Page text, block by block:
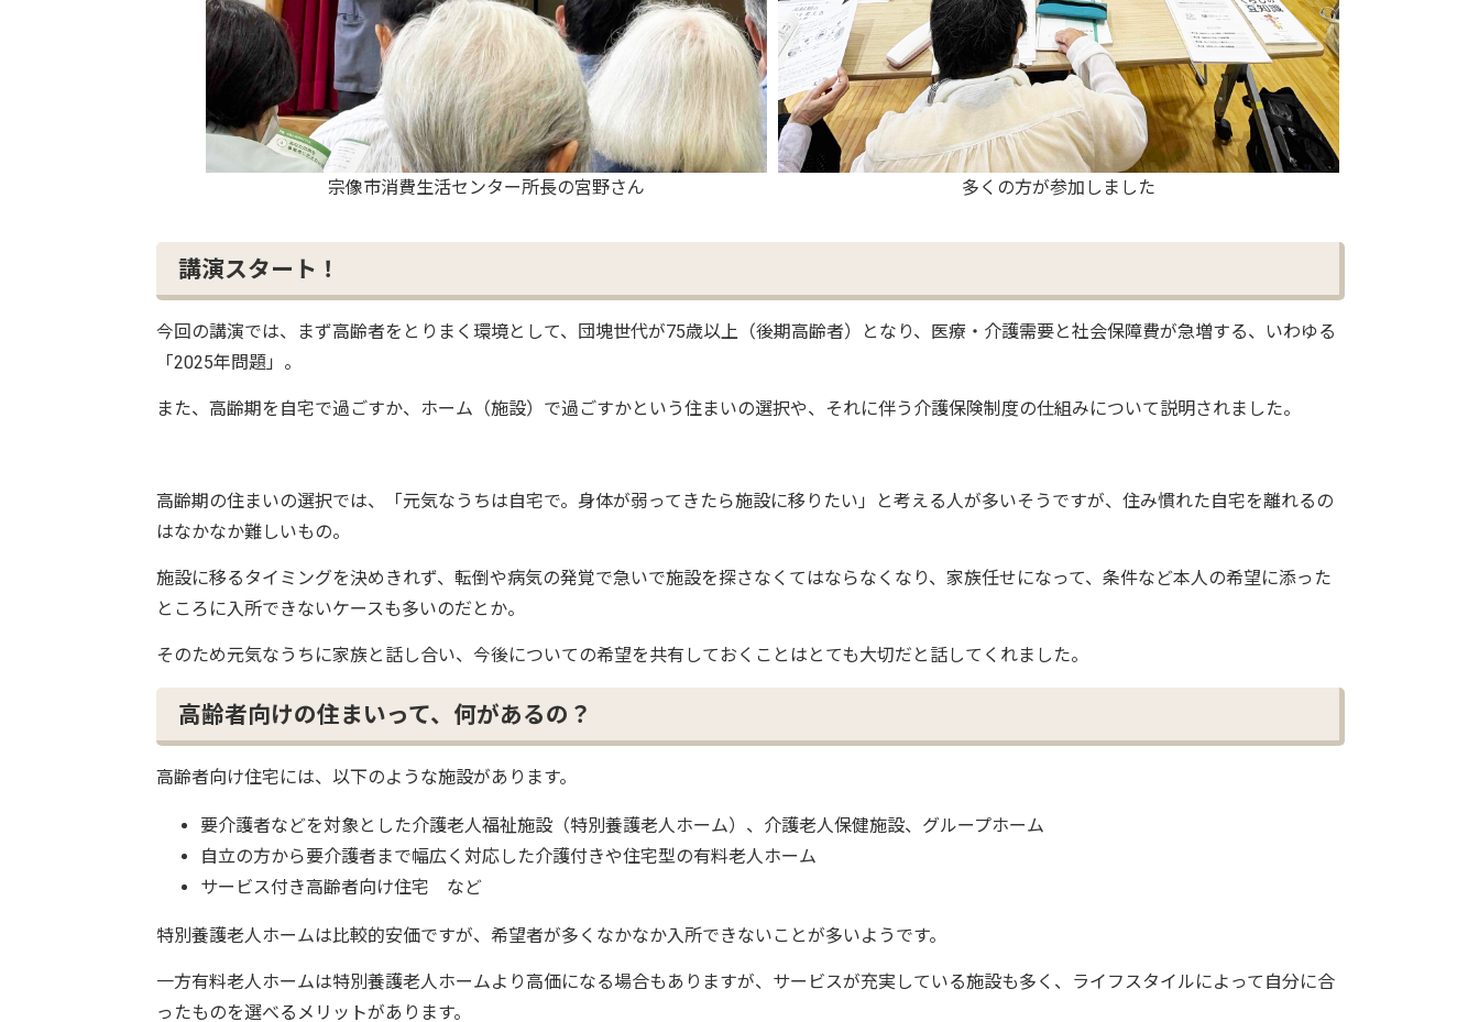
宗像市消費生活センター所長の宮野さん 多くの方が参加しました
講演スタート！
今回の講演では、まず高齢者をとりまく環境として、団塊世代が75歳以上（後期高齢者）となり、医療・介護需要と社会保障費が急増する、いわゆる
「2025年問題」。
また、高齢期を自宅で過ごすか、ホーム（施設）で過ごすかという住まいの選択や、それに伴う介護保険制度の仕組みについて説明されました。
高齢期の住まいの選択では、「元気なうちは自宅で。身体が弱ってきたら施設に移りたい」と考える人が多いそうですが、住み慣れた自宅を離れるの
はなかなか難しいもの。
施設に移るタイミングを決めきれず、転倒や病気の発覚で急いで施設を探さなくてはならなくなり、家族任せになって、条件など本人の希望に添った
ところに入所できないケースも多いのだとか。
そのため元気なうちに家族と話し合い、今後についての希望を共有しておくことはとても大切だと話してくれました。
高齢者向けの住まいって、何があるの？
高齢者向け住宅には、以下のような施設があります。
要介護者などを対象とした介護老人福祉施設（特別養護老人ホーム）、介護老人保健施設、グループホーム
自立の方から要介護者まで幅広く対応した介護付きや住宅型の有料老人ホーム
サービス付き高齢者向け住宅 など
特別養護老人ホームは比較的安価ですが、希望者が多くなかなか入所できないことが多いようです。
一方有料老人ホームは特別養護老人ホームより高価になる場合もありますが、サービスが充実している施設も多く、ライフスタイルによって自分に合
ったものを選べるメリットがあります。